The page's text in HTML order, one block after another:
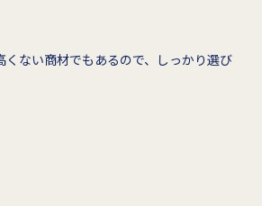
くない商材でもあるので、しっかり選び